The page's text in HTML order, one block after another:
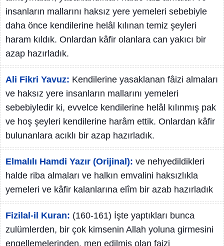
insanların mallarını haksız yere yemeleri sebebiyle
daha önce kendilerine helâl kılınan temiz şeyleri
haram kıldık. Onlardan kâfir olanlara can yakıcı bir
azap hazırladık.
Ali Fikri Yavuz: Kendilerine yasaklanan fâizi almaları
ve haksız yere insanların mallarını yemeleri
sebebiyledir ki, evvelce kendilerine helâl kılınmış pak
ve hoş şeyleri kendilerine harâm ettik. Onlardan kâfir
bulunanlara acıklı bir azap hazırladık.
Elmalılı Hamdi Yazır (Orijinal): ve nehyedildikleri
halde riba almaları ve halkın emvalini haksızlıkla
yemeleri ve kâfir kalanlarına elîm bir azab hazırladık
Fizilal-il Kuran: (160-161) İşte yaptıkları bunca
zulümlerden, bir çok kimsenin Allah yoluna girmesini
engellemelerinden, men edilmiş olan faizi